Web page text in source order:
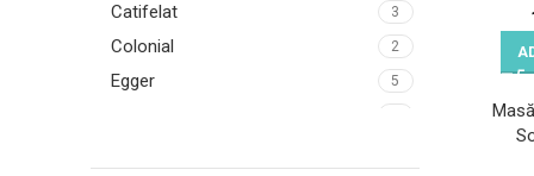
Catifelat 3
Colonial 2
Egger 5